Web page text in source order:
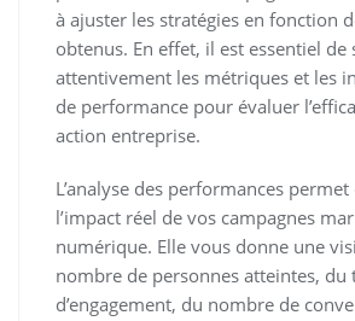
à ajuster les stratégies en fonction
obtenus. En effet, il est essentiel de
attentivement les métriques et les
de performance pour évaluer
action entreprise.
L’analyse des performances
l’impact réel de vos campagnes
numérique. Elle vous donne une
nombre de personnes atteintes, du
d’engagement, du nombre de